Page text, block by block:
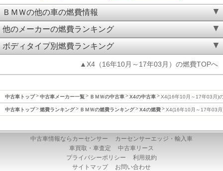
ＢＭＷの他の車の燃費情報
他のメーカーの燃費ランキング
ボディタイプ別燃費ランキング
▲X4（16年10月～17年03月）の燃費TOPへ
中古車トップ 中古車メーカー一覧 ＢＭＷの中古車 X4の中古車 X4(16年10月～17年03月)
中古車トップ 燃費ランキング ＢＭＷの燃費ランキング X4の燃費 X4(16年10月～17年03月
中古車情報ならカーセンサー
カーセンサーエッジ・輸入車
車買取・車査定
中古車リース
プライバシーポリシー
利用規約
サイトマップ
お問い合わせ